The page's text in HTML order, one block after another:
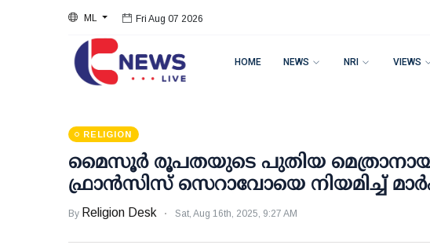
ML Fri Aug 07 2026
HOME NEWS NRI VIEWS
RELIGION
മൈസൂർ രൂപതയുടെ പുതിയ
ഫ്രാൻസിസ് സെറാവോയെ നിയമിച്ച്
By Religion Desk Sat, Aug 16th, 2025, 9:27 AM